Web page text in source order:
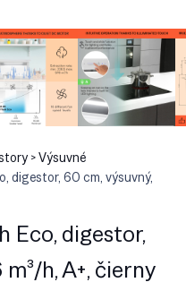
> Výsuvné
digestor, 60 cm, výsuvný,
Eco, digestor,
h, A+, čierny